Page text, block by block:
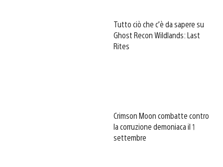
Tutto ciò che c’è da sapere su
Ghost Recon Wildlands: Last
Rites
Crimson Moon combatte contro
la corruzione demoniaca il 1
settembre